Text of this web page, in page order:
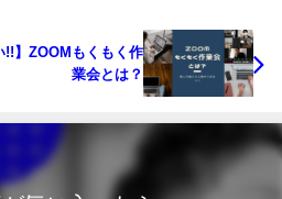
!!】ZOOMもくもく作
業会とは？